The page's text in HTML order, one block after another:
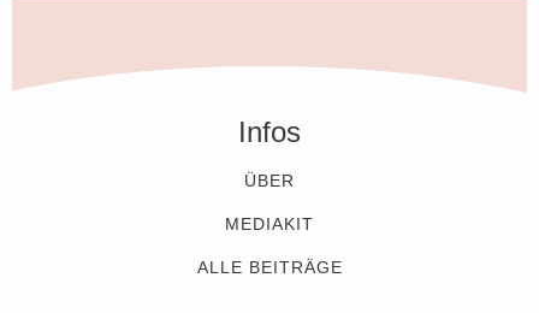
Infos
ÜBER
MEDIAKIT
ALLE BEITRÄGE